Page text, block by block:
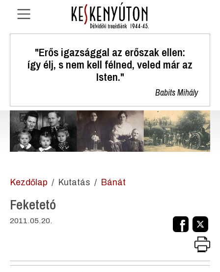
"Erős igazsággal az erőszak ellen:
így élj, s nem kell félned, veled már az
Isten."
Babits Mihály
Kezdőlap Kutatás Bánát
Feketetó
2011.05.20.